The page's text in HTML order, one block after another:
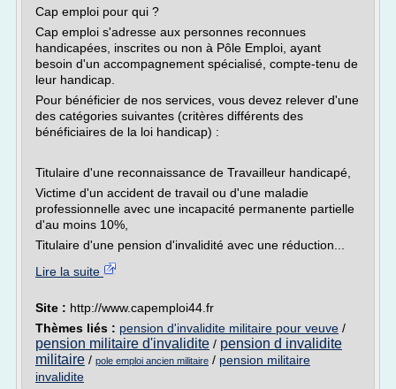
Cap emploi pour qui ?
Cap emploi s'adresse aux personnes reconnues
handicapées, inscrites ou non à Pôle Emploi, ayant
besoin d'un accompagnement spécialisé, compte-tenu de
leur handicap.
Pour bénéficier de nos services, vous devez relever d'une
des catégories suivantes (critères différents des
bénéficiaires de la loi handicap) :
Titulaire d'une reconnaissance de Travailleur handicapé,
Victime d'un accident de travail ou d'une maladie
professionnelle avec une incapacité permanente partielle
d'au moins 10%,
Titulaire d'une pension d'invalidité avec une réduction...
Lire la suite
Site : http://www.capemploi44.fr
Thèmes liés : pension d'invalidite militaire pour veuve /
pension militaire d'invalidite / pension d invalidite
militaire / pole emploi ancien militaire / pension militaire
invalidite